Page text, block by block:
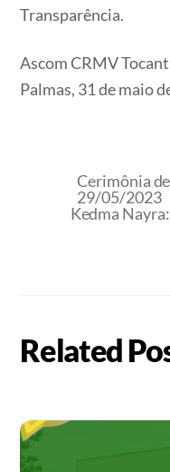
Transparência.
Ascom CRMV
Palmas, 31 de maio
Cerimônia
29/05/2023
Kedma
Related